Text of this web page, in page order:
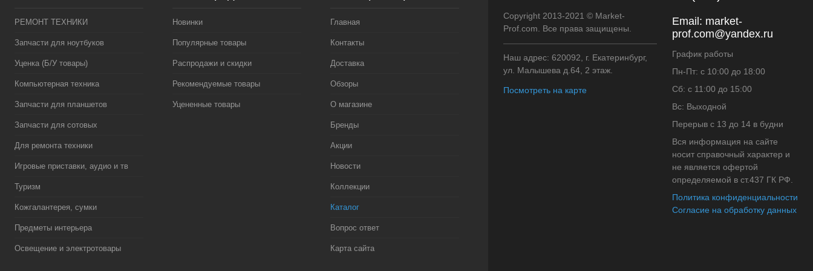
РЕМОНТ ТЕХНИКИ
Запчасти для ноутбуков
Уценка (Б/У товары)
Компьютерная техника
Запчасти для планшетов
Запчасти для сотовых
Для ремонта техники
Игровые приставки, аудио и тв
Туризм
Кожгалантерея, сумки
Предметы интерьера
Освещение и электротовары
Новинки
Популярные товары
Распродажи и скидки
Рекомендуемые товары
Уцененные товары
Главная
Контакты
Доставка
Обзоры
О магазине
Бренды
Акции
Новости
Коллекции
Каталог
Вопрос ответ
Карта сайта
Copyright 2013-2021 © Market-
Prof.com. Все права защищены.
Наш адрес: 620092, г. Екатеринбург,
ул. Малышева д.64, 2 этаж.
Посмотреть на карте
Email: market-
prof.com@yandex.ru
График работы
Пн-Пт: с 10:00 до 18:00
Сб: с 11:00 до 15:00
Вс: Выходной
Перерыв с 13 до 14 в будни
Вся информация на сайте
носит справочный характер и
не является офертой
определяемой в ст.437 ГК РФ.
Политика конфиденциальности
Согласие на обработку данных